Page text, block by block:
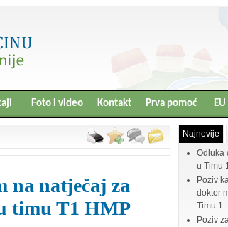
Foto i video Kontakt Prva pomoć
na natječaj za
timu T1 HMP
Najnovije
Odluka
u Timu
Poziv
doktor
Timu 1
Poziv